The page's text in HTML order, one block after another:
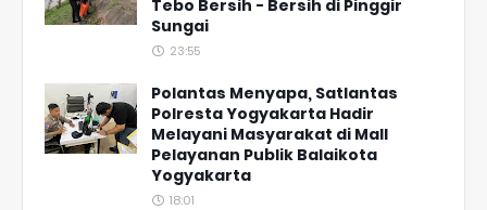
Tebo Bersih - Bersih di Pinggir
Sungai
23:55
Polantas Menyapa, Satlantas
Polresta Yogyakarta Hadir
Melayani Masyarakat di Mall
Pelayanan Publik Balaikota
Yogyakarta
18:01